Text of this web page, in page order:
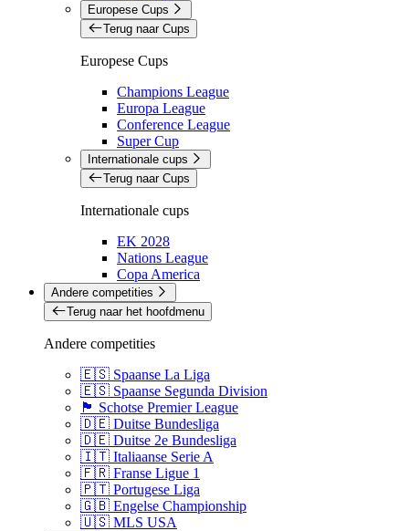
Europese Cups
Terug naar Cups
Europese Cups
Champions League
Europa League
Conference League
Super Cup
Internationale cups
Terug naar Cups
Internationale cups
EK 2028
Nations League
Copa America
Andere competities
Terug naar het hoofdmenu
Andere competities
🇪🇸 Spaanse La Liga
🇪🇸 Spaanse Segunda Division
🏴󠁧󠁢󠁳󠁣󠁴󠁿 Schotse Premier League
🇩🇪 Duitse Bundesliga
🇩🇪 Duitse 2e Bundesliga
🇮🇹 Italiaanse Serie A
🇫🇷 Franse Ligue 1
🇵🇹 Portugese Liga
🇬🇧 Engelse Championship
🇺🇸 MLS USA